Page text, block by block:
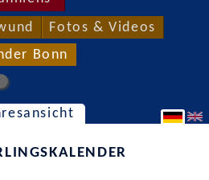
Fotos & Videos
Bonn